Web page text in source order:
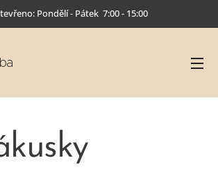
Pondělí - Pátek 7:00 - 15:00